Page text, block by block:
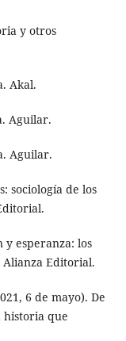
y otros
Akal.
Aguilar.
Aguilar.
sociología de los
y esperanza: los
Editorial.
6 de mayo). De
historia que